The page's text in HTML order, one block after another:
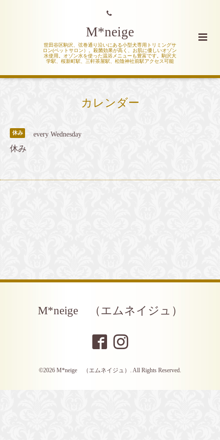
M*neige
世田谷区駒沢、弦巻通り沿いにある小型犬専用トリミングサ
ロン(ペットサロン）。殺菌効果が高く、お肌に優しいオゾン
水使用。オゾン水を使った温浴メニューも豊富です。駒沢大
学駅、桜新町駅、三軒茶屋駅、松陰神社前駅アクセス可能
カレンダー
休み every Wednesday
休み
M*neige （エムネイジュ）
©2026 M*neige （エムネイジュ） . All Rights Reserved.